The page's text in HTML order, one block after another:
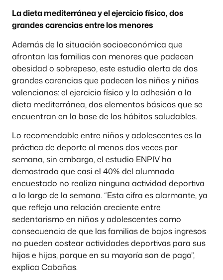
La dieta mediterránea y el ejercicio físico, dos
grandes carencias entre los menores
Además de la situación socioeconómica que
afrontan las familias con menores que padecen
obesidad o sobrepeso, este estudio alerta de dos
grandes carencias que padecen los niños y niñas
valencianos: el ejercicio físico y la adhesión a la
dieta mediterránea, dos elementos básicos que se
encuentran en la base de los hábitos saludables.
Lo recomendable entre niños y adolescentes es la
práctica de deporte al menos dos veces por
semana, sin embargo, el estudio ENPIV ha
demostrado que casi el 40% del alumnado
encuestado no realiza ninguna actividad deportiva
a lo largo de la semana. “Esta cifra es alarmante, ya
que refleja una relación creciente entre
sedentarismo en niños y adolescentes como
consecuencia de que las familias de bajos ingresos
no pueden costear actividades deportivas para sus
hijos e hijas, porque en su mayoría son de pago”,
explica Cabañas.